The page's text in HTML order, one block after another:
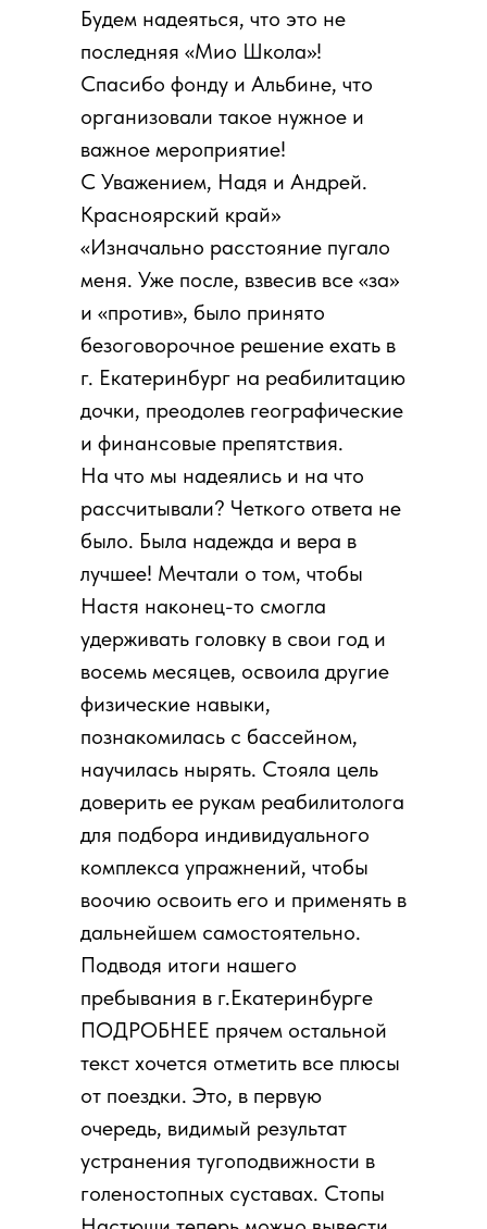
Будем надеяться, что это не
последняя «Мио Школа»!
Спасибо фонду и Альбине, что
организовали такое нужное и
важное мероприятие!
С Уважением, Надя и Андрей.
Красноярский край»
«Изначально расстояние пугало
меня. Уже после, взвесив все «за»
и «против», было принято
безоговорочное решение ехать в
г. Екатеринбург на реабилитацию
дочки, преодолев географические
и финансовые препятствия.
На что мы надеялись и на что
рассчитывали? Четкого ответа не
было. Была надежда и вера в
лучшее! Мечтали о том, чтобы
Настя наконец-то смогла
удерживать головку в свои год и
восемь месяцев, освоила другие
физические навыки,
познакомилась с бассейном,
научилась нырять. Стояла цель
доверить ее рукам реабилитолога
для подбора индивидуального
комплекса упражнений, чтобы
воочию освоить его и применять в
дальнейшем самостоятельно.
Подводя итоги нашего
пребывания в г.Екатеринбурге
ПОДРОБНЕЕ прячем остальной
текст хочется отметить все плюсы
от поездки. Это, в первую
очередь, видимый результат
устранения тугоподвижности в
голеностопных суставах. Стопы